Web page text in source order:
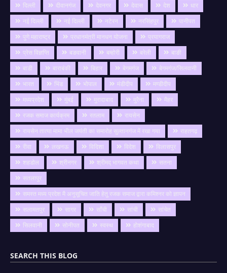
दिल्ली
दीवानगंज देवनगर देवास देश
धार
नई दिल्ली
नई दिल्ली नटेरन नरसिंहपुर
पानीपत
पुणे महाराष्ट्र
प्रधानमंत्री मानधन योजना
प्रयागराज
प्रेस विज्ञप्ति
बङवानी बम्होरी बरेली
बाङी
बाडी
बाराबंकी बिहार बेगमगंज
बेगमगंज/सिलवानी
भारत
भिंड भोपाल मंडीदीप
मण्डीदीप
मध्यप्रदेश
मुंबई मुरादाबाद मुरैना
मैहर
रजक समाज कार्यक्रम
रतलाम
रायसेन
रायसेन तात्या मामा भील जयंती का समारोह सुल्तानगंज में रखा गया
राहतगढ़
रीवा
लखनऊ विदिशा विदेश
विलासपुर
शहडोल
श्रीनगर श्रीमद् भागवत कथा
सतना
सतलापुर
समस्त मध्य प्रदेश मै अनुसूचित जाति हेतु रजक समाज द्वारा कमिश्नर को ज्ञापन
सलामतपुर
सागर साँची सांची
सांचेत
सिलवानी
सोनीपत स्वस्थ होशंगाबाद
SEARCH THIS BLOG